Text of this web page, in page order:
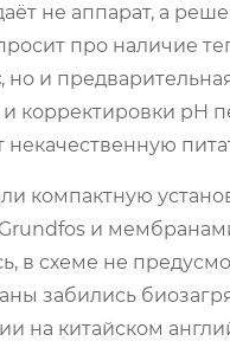
не аппарат, а
про наличие
, но и
корректировки pH
компактную
и
в схеме не
забились
на китайском